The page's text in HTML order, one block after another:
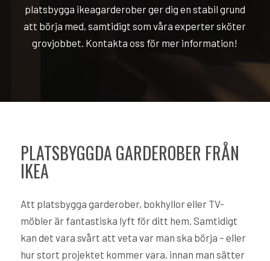
platsbygga ikeagarderober ger dig en stabil grund
att börja med, samtidigt som våra experter sköter
grovjobbet. Kontakta oss för mer information!
PLATSBYGGDA GARDEROBER FRÅN
IKEA
Att platsbygga garderober, bokhyllor eller TV-
möbler är fantastiska lyft för ditt hem. Samtidigt
kan det vara svårt att veta var man ska börja – eller
hur stort projektet kommer vara, innan man sätter